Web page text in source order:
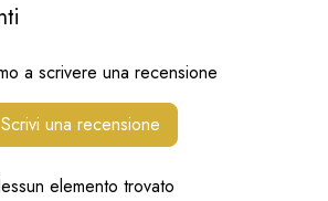
a scrivere una recensione
Scrivi una recensione
elemento trovato